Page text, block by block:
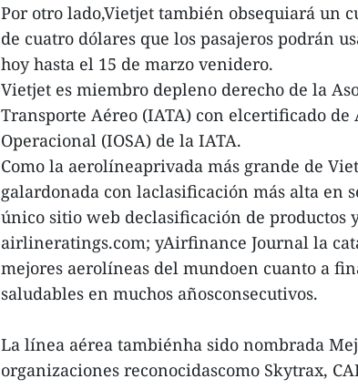
Por otro lado,Vietjet también obsequiará un
de cuatro dólares que los pasajeros podrán
hoy hasta el 15 de marzo venidero.
Vietjet es miembro depleno derecho de la
Transporte Aéreo (IATA) con elcertificado
Operacional (IOSA) de la IATA.
Como la aerolíneaprivada más grande de
galardonada con laclasificación más alta en
único sitio web declasificación de productos
airlineratings.com; yAirfinance Journal la
mejores aerolíneas del mundoen cuanto a
saludables en muchos añosconsecutivos.
La línea aérea tambiénha sido nombrada
organizaciones reconocidascomo Skytrax,